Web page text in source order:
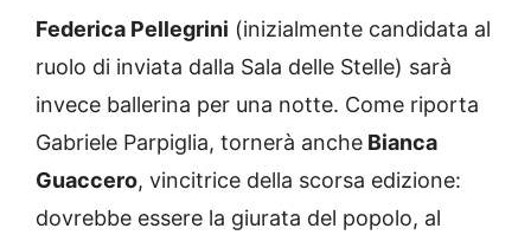
Federica Pellegrini (inizialmente candidata al
ruolo di inviata dalla Sala delle Stelle) sarà
invece ballerina per una notte. Come riporta
Gabriele Parpiglia, tornerà anche Bianca
Guaccero, vincitrice della scorsa edizione:
dovrebbe essere la giurata del popolo, al